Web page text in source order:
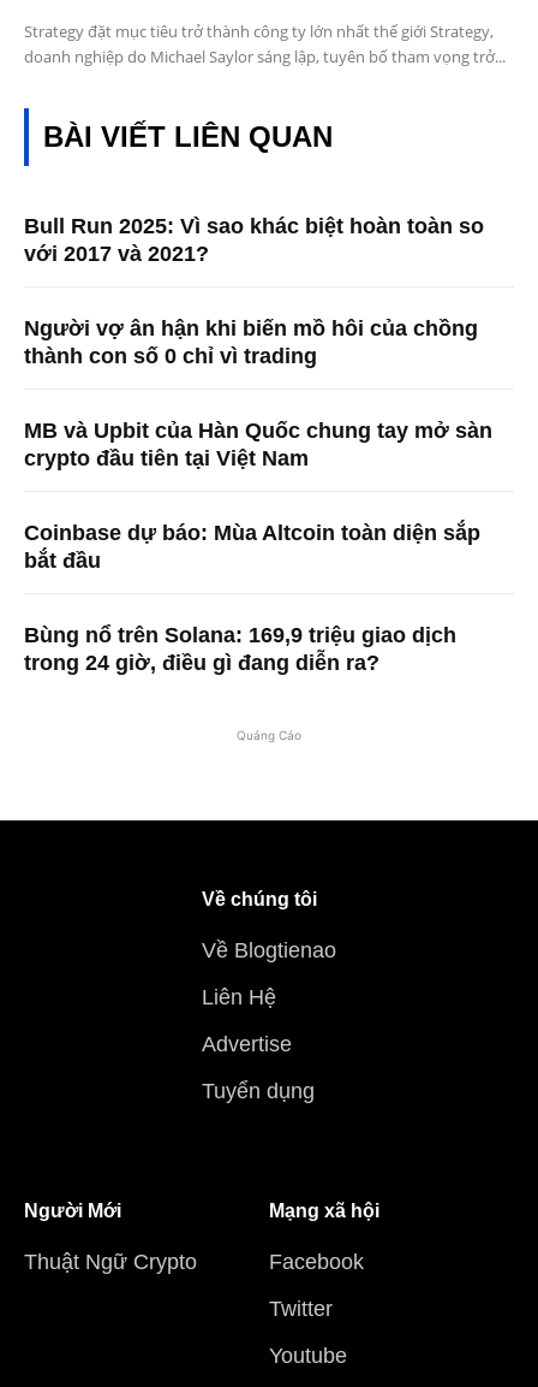
Strategy đặt mục tiêu trở thành công ty lớn nhất thế giới Strategy,
doanh nghiệp do Michael Saylor sáng lập, tuyên bố tham vọng trở...
BÀI VIẾT LIÊN QUAN
Bull Run 2025: Vì sao khác biệt hoàn toàn so
với 2017 và 2021?
Người vợ ân hận khi biến mồ hôi của chồng
thành con số 0 chỉ vì trading
MB và Upbit của Hàn Quốc chung tay mở sàn
crypto đầu tiên tại Việt Nam
Coinbase dự báo: Mùa Altcoin toàn diện sắp
bắt đầu
Bùng nổ trên Solana: 169,9 triệu giao dịch
trong 24 giờ, điều gì đang diễn ra?
Quảng Cáo
Về chúng tôi
Về Blogtienao
Liên Hệ
Advertise
Tuyển dụng
Người Mới
Thuật Ngữ Crypto
Mạng xã hội
Facebook
Twitter
Youtube